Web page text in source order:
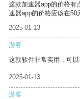
这款加速器app的价格有
速器app的价格应该在50
2025-01-13
游客
这款软件非常实用，可以
2025-01-13
游客